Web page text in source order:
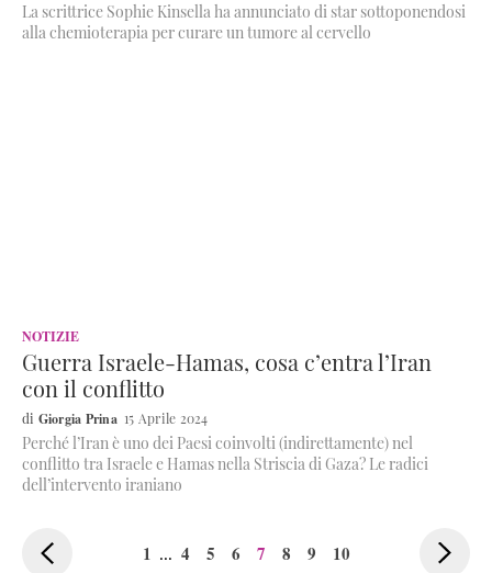
La scrittrice Sophie Kinsella ha annunciato di star sottoponendosi
alla chemioterapia per curare un tumore al cervello
NOTIZIE
Guerra Israele-Hamas, cosa c’entra l’Iran
con il conflitto
Giorgia Prina 15 Aprile 2024
Perché l’Iran è uno dei Paesi coinvolti (indirettamente) nel
conflitto tra Israele e Hamas nella Striscia di Gaza? Le radici
dell’intervento iraniano
<
1 ... 4 5 6 7 8 9 10